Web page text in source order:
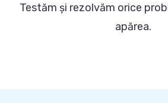
Testăm și rezolvăm orice
apărea.